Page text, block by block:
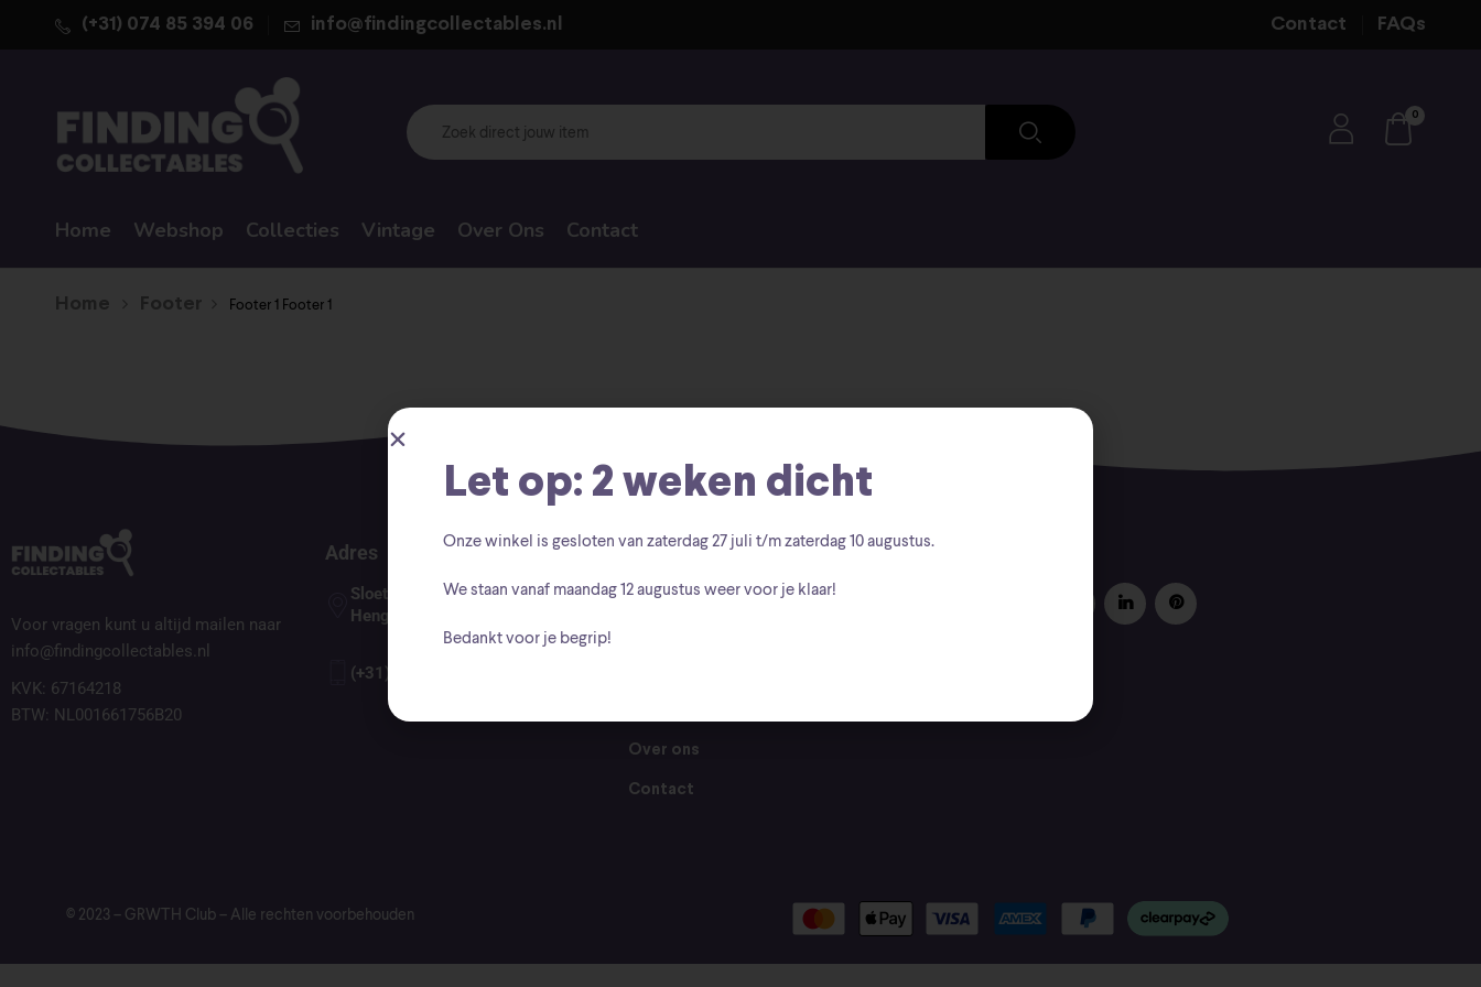
(+31) 074 85 394 06 info@findingcollectables.nl Contact FAQs
0
Home Webshop Collecties Vintage Over Ons Contact
Home Footer Footer 1 Footer 1
Voor vragen kunt u altijd mailen naar
info@findingcollectables.nl
KVK: 67164218
BTW: NL001661756B20
Adres
Sloetsweg 178, 7556 HV te
Hengelo
(+31) 074 85 394 06
Menu
Home
Over ons
Contact
© 2023 – GRWTH Club – Alle rechten voorbehouden
Let op: 2 weken dicht
Onze winkel is gesloten van zaterdag27 juli t/m zaterdag 10 augustus.
We staan vanaf maandag 12 augustus weer voor je klaar!
Bedankt voor je begrip!